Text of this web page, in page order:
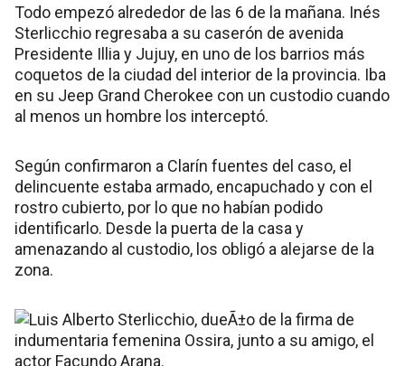
Todo empezó alrededor de las 6 de la mañana. Inés
Sterlicchio regresaba a su caserón de avenida
Presidente Illia y Jujuy, en uno de los barrios más
coquetos de la ciudad del interior de la provincia. Iba
en su Jeep Grand Cherokee con un custodio cuando
al menos un hombre los interceptó.
Según confirmaron a Clarín fuentes del caso, el
delincuente estaba armado, encapuchado y con el
rostro cubierto, por lo que no habían podido
identificarlo. Desde la puerta de la casa y
amenazando al custodio, los obligó a alejarse de la
zona.